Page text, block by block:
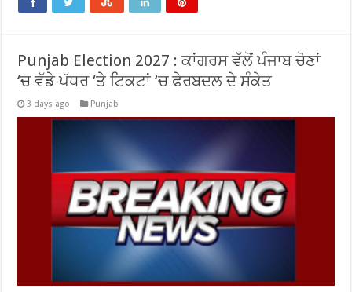
Punjab Election 2027 : ਕਾਂਗਰਸ ਵੱਲੋਂ ਪੰਜਾਬ ਚੋਣਾਂ
‘ਚ ਵੱਡੇ ਪੱਧਰ ‘ਤੇ ਟਿਕਟਾਂ ‘ਚ ਫੇਰਬਦਲ ਦੇ ਸੰਕੇਤ
3 days ago Punjab